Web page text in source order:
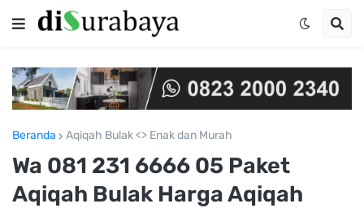
Beranda Aqiqah Bulak <> Enak dan Murah
Wa 081 231 6666 05 Paket
Aqiqah Bulak Harga Aqiqah